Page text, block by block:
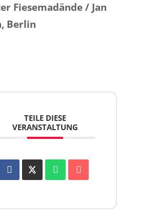
Fiesemadände / Jan
Berlin
TEILE DIESE
VERANSTALTUNG